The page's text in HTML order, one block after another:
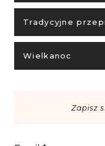
Tradycyjne
Wielkanoc
Zapisz